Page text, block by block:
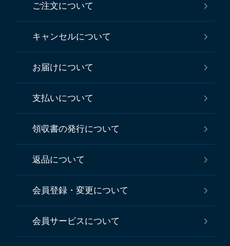
ご注文について
キャンセルについて
お届けについて
支払いについて
領収書の発行について
返品について
会員登録・変更について
会員サービスについて